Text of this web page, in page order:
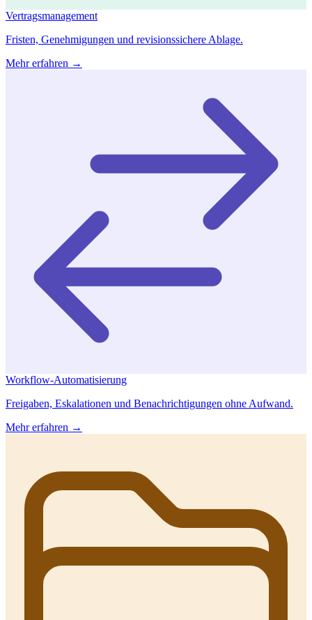
Vertragsmanagement
Fristen, Genehmigungen und revisionssichere Ablage.
Mehr erfahren →
Workflow-Automatisierung
Freigaben, Eskalationen und Benachrichtigungen ohne Aufwand.
Mehr erfahren →